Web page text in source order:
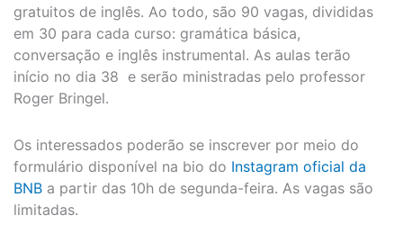
gratuitos de inglês. Ao todo, são 90 vagas, divididas
em 30 para cada curso: gramática básica,
conversação e inglês instrumental. As aulas terão
início no dia 38 e serão ministradas pelo professor
Roger Bringel.
Os interessados poderão se inscrever por meio do
formulário disponível na bio do Instagram oficial da
BNB a partir das 10h de segunda-feira. As vagas são
limitadas.